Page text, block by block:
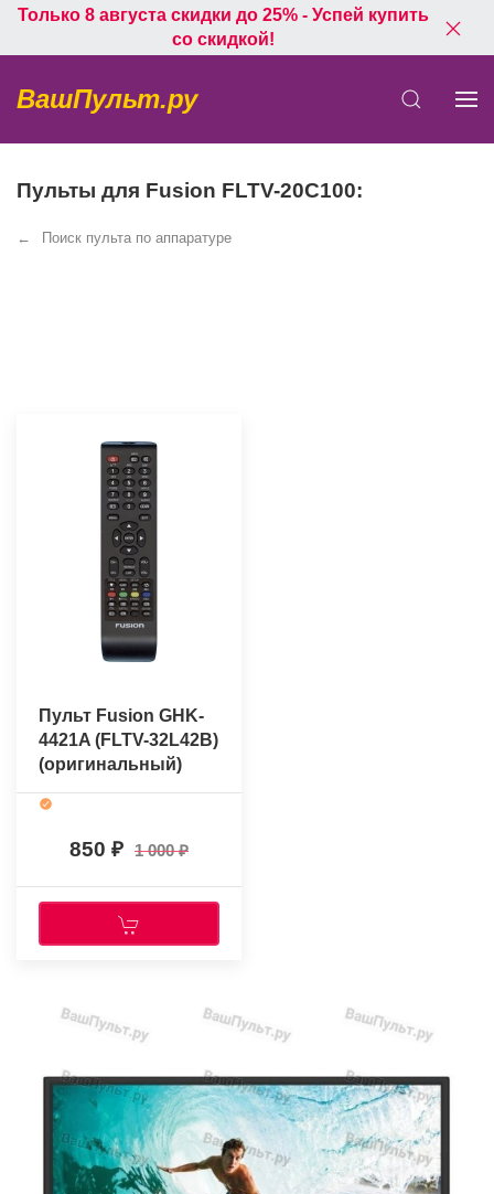
Только 8 августа скидки до 25% - Успей купить
со скидкой!
ВашПульт.ру
Пульты для Fusion FLTV-20C100:
Поиск пульта по аппаратуре
Пульт Fusion GHK-
4421A (FLTV-32L42B)
(оригинальный)
850 1 000